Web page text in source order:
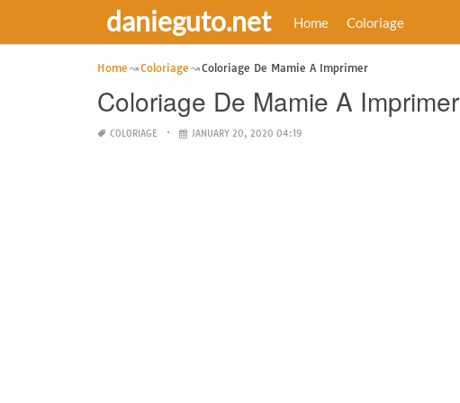
danieguto.net Home Coloriage
Home Coloriage Coloriage De Mamie A Imprimer
Coloriage De Mamie A Imprimer
COLORIAGE JANUARY 20, 2020 04:19